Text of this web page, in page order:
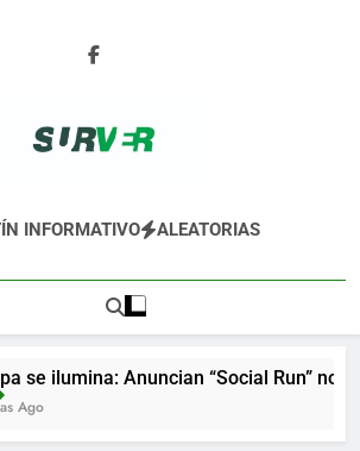
INFORMATIVO ALEATORIAS
se ilumina: Anuncian “Social Run”